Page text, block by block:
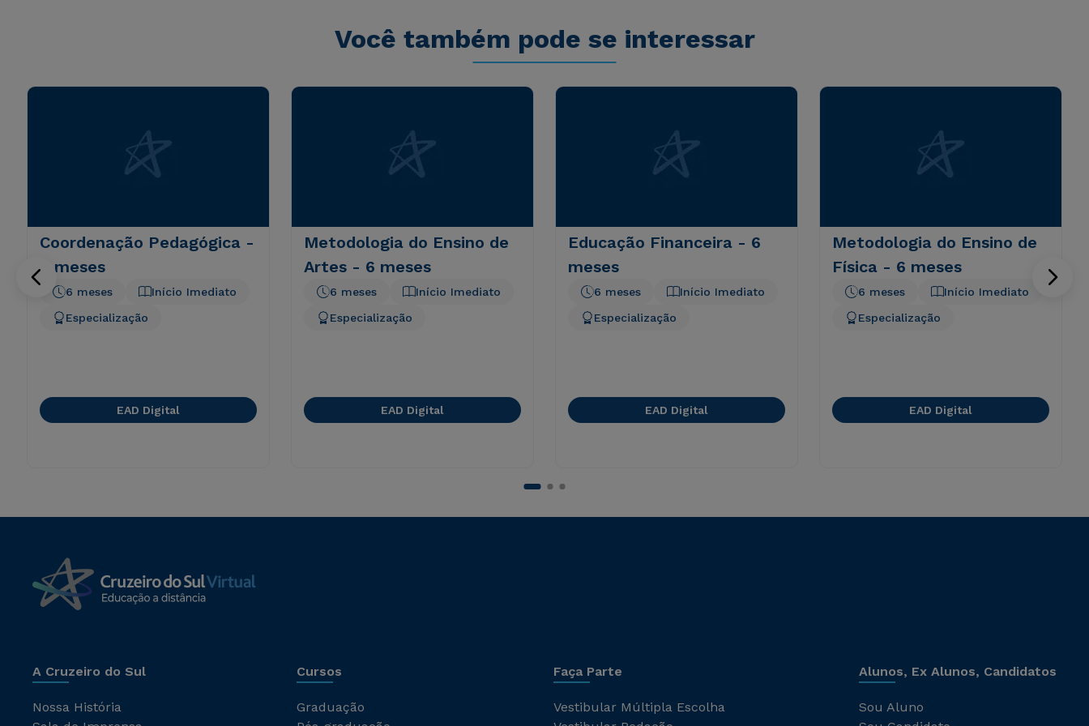
Você também pode se interessar
Coordenação Pedagógica -
6 meses
Início Imediato
6 meses
Especialização
EAD Digital
Metodologia do Ensino de
Artes - 6 meses
Início Imediato
6 meses
Especialização
EAD Digital
Educação Financeira - 6
meses
Início Imediato
6 meses
Especialização
EAD Digital
Metodologia do Ensino de
Física - 6 meses
Início Imediato
6 meses
Especialização
EAD Digital
A Cruzeiro do Sul
Nossa História
Cursos
Graduação
Faça Parte
Vestibular Múltipla Escolha
Alunos, Ex Alunos, Candidatos
Sou Aluno